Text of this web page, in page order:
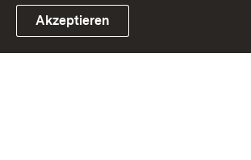
Link zum Landesportal
Akzeptieren